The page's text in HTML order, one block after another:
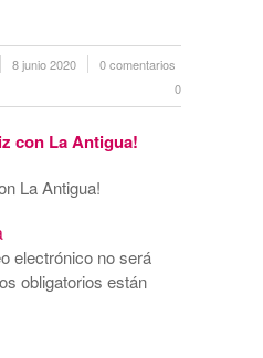
8 junio 2020
0 comentarios
0
La Antigua!
electrónico no será
obligatorios están